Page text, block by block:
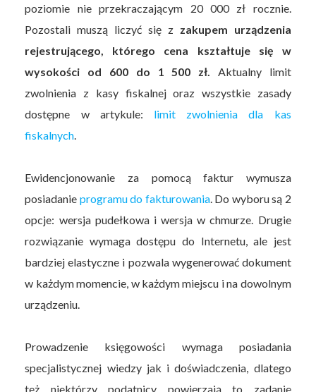
poziomie nie przekraczającym 20 000 zł rocznie.
Pozostali muszą liczyć się z zakupem urządzenia
rejestrującego, którego cena kształtuje się w
wysokości od 600 do 1 500 zł.
Aktualny limit
zwolnienia z kasy fiskalnej oraz wszystkie zasady
dostępne w artykule: limit zwolnienia dla kas
fiskalnych
Ewidencjonowanie za pomocą faktur wymusza
posiadanie programu do fakturowania. Do wyboru są 2
opcje: wersja pudełkowa i wersja w chmurze. Drugie
rozwiązanie wymaga dostępu do Internetu, ale jest
bardziej elastyczne i pozwala wygenerować dokument
w każdym momencie, w każdym miejscu i na dowolnym
urządzeniu.
Prowadzenie księgowości wymaga posiadania
specjalistycznej wiedzy jak i doświadczenia, dlatego
też niektórzy podatnicy powierzają to zadanie